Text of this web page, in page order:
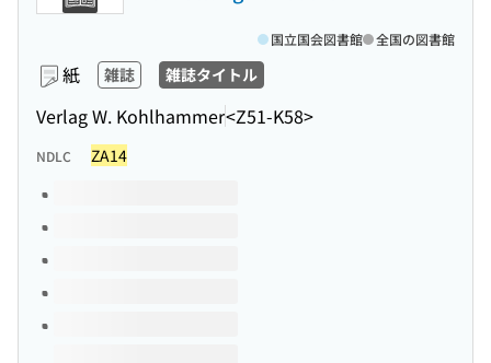
紙 雑誌 雑誌タイトル
Verlag W. Kohlhammer<Z51-K58>
国立国会図書館 全国の図書館
NDLC ZA14
このタイトルの巻号